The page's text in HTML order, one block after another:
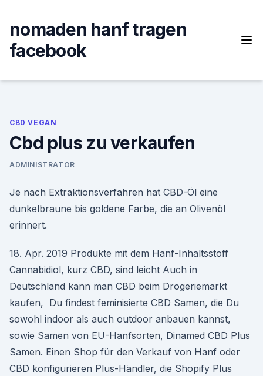
content
nomaden hanf tragen
facebook
CBD VEGAN
Cbd plus zu verkaufen
ADMINISTRATOR
Je nach Extraktionsverfahren hat CBD-Öl eine
dunkelbraune bis goldene Farbe, die an Olivenöl
erinnert.
18. Apr. 2019 Produkte mit dem Hanf-Inhaltsstoff
Cannabidiol, kurz CBD, sind leicht Auch in
Deutschland kann man CBD beim Drogeriemarkt
kaufen, Du findest feminisierte CBD Samen, die Du
sowohl indoor als auch outdoor anbauen kannst,
sowie Samen von EU-Hanfsorten, Dinamed CBD Plus
Samen. Einen Shop für den Verkauf von Hanf oder
CBD konfigurieren Plus-Händler, die Shopify Plus